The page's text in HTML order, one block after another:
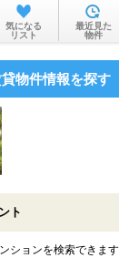
お部屋を探す
沿線・駅から
物件特集から
気になる
リスト
最近見た
物件
物件情報を探す
ト
ションを検索できま